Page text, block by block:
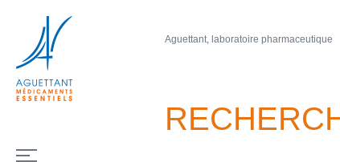
Aguettant, laboratoire pharmaceutique